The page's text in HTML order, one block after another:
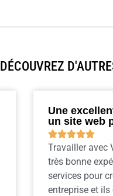
DÉCOUVREZ
Une
un site web

Travailler avec
très bonne
services pour
entreprise et ils